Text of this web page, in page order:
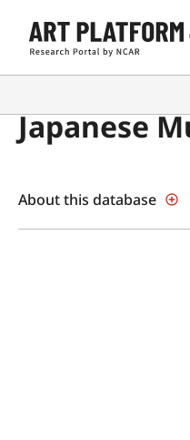
Japanese
About this database